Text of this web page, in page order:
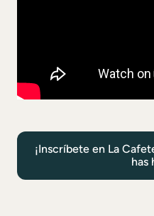
¡Inscríbete en La
has